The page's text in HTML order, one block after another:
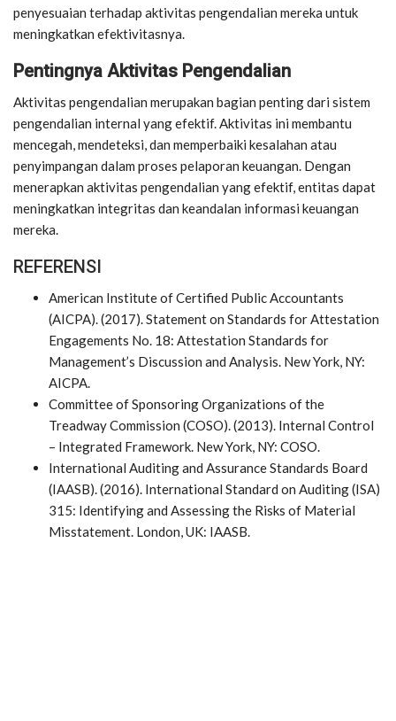
penyesuaian terhadap aktivitas pengendalian mereka untuk
meningkatkan efektivitasnya.
Pentingnya Aktivitas Pengendalian
Aktivitas pengendalian merupakan bagian penting dari sistem
pengendalian internal yang efektif. Aktivitas ini membantu
mencegah, mendeteksi, dan memperbaiki kesalahan atau
penyimpangan dalam proses pelaporan keuangan. Dengan
menerapkan aktivitas pengendalian yang efektif, entitas dapat
meningkatkan integritas dan keandalan informasi keuangan
mereka.
REFERENSI
American Institute of Certified Public Accountants
(AICPA). (2017). Statement on Standards for Attestation
Engagements No. 18: Attestation Standards for
Management’s Discussion and Analysis. New York, NY:
AICPA.
Committee of Sponsoring Organizations of the
Treadway Commission (COSO). (2013). Internal Control
– Integrated Framework. New York, NY: COSO.
International Auditing and Assurance Standards Board
(IAASB). (2016). International Standard on Auditing (ISA)
315: Identifying and Assessing the Risks of Material
Misstatement. London, UK: IAASB.